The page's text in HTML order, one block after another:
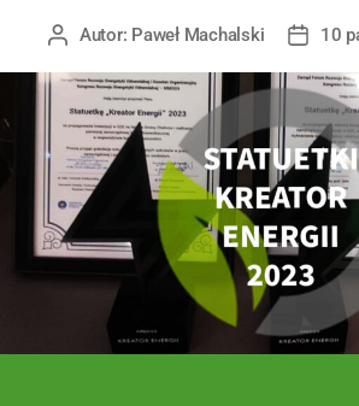
Autor: Paweł Machalski 10